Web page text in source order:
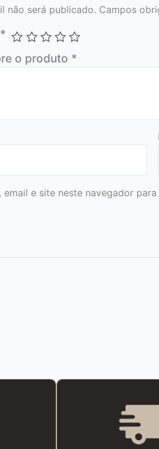
não será publicado. Campos
*
o produto *
email e site neste navegador